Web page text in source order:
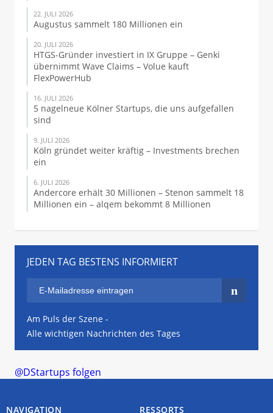
22. JULI 2026
Augustus sammelt 180 Millionen ein
20. JULI 2026
HTGS-Gründer investiert in IX Gruppe – Genki
übernimmt Wave Claims – Volue kauft
FlexPowerHub
16. JULI 2026
5 nagelneue Kölner Startups, die uns aufgefallen
sind
9. JULI 2026
Köln gründet weiter kräftig – Investments brechen
ein
6. JULI 2026
Andercore erhält 30 Millionen – Stenon sammelt 18
Millionen ein – alqem bekommt 8 Millionen
JEDEN TAG BESTENS INFORMIERT
Am Puls der Szene -
Alle wichtigen Nachrichten des Tages
@DStartups folgen
NAVIGATION RESSORTS